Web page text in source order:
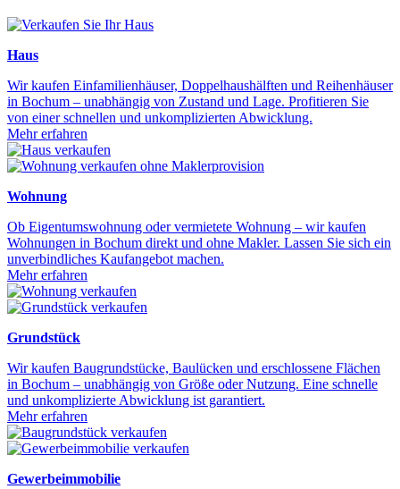
Haus
Wir kaufen Einfamilienhäuser, Doppelhaushälften und Reihenhäuser
in Bochum – unabhängig von Zustand und Lage. Profitieren Sie
von einer schnellen und unkomplizierten Abwicklung.
Mehr erfahren
Wohnung
Ob Eigentumswohnung oder vermietete Wohnung – wir kaufen
Wohnungen in Bochum direkt und ohne Makler. Lassen Sie sich ein
unverbindliches Kaufangebot machen.
Mehr erfahren
Grundstück
Wir kaufen Baugrundstücke, Baulücken und erschlossene Flächen
in Bochum – unabhängig von Größe oder Nutzung. Eine schnelle
und unkomplizierte Abwicklung ist garantiert.
Mehr erfahren
Gewerbeimmobilie